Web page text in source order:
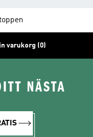
varukorg (0)
NÄSTA